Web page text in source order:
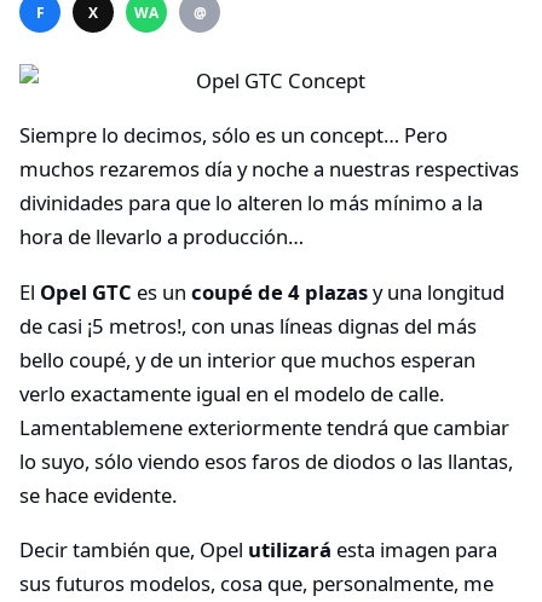
F X WA @
Siempre lo decimos, sólo es un concept… Pero
muchos rezaremos día y noche a nuestras respectivas
divinidades para que lo alteren lo más mínimo a la
hora de llevarlo a producción…
El Opel GTC es un coupé de 4 plazasy una longitud
de casi ¡5 metros!, con unas líneas dignas del más
bello coupé, y de un interior que muchos esperan
verlo exactamente igual en el modelo de calle.
Lamentablemene exteriormente tendrá que cambiar
lo suyo, sólo viendo esos faros de diodos o las llantas,
se hace evidente.
Decir también que, Opel utilizará esta imagen para
sus futuros modelos, cosa que, personalmente, me